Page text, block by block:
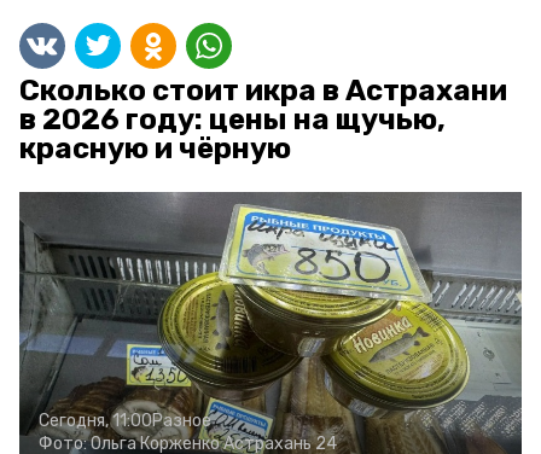
Сколько стоит икра в Астрахани
в 2026 году: цены на щучью,
красную и чёрную
Сегодня, 11:00Разное
Фото:Ольга КорженкоАстрахань 24